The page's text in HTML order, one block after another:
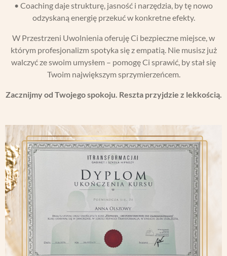
• Coachingdaje strukturę, jasność i narzędzia, by tę nowo
odzyskaną energię przekuć w konkretne efekty.
W Przestrzeni Uwolnienia oferuję Ci bezpieczne miejsce, w
którym profesjonalizm spotyka się z empatią. Nie musisz już
walczyć ze swoim umysłem – pomogę Ci sprawić, by stał się
Twoim największym sprzymierzeńcem.
Zacznijmy od Twojego spokoju. Reszta przyjdzie z lekkością.